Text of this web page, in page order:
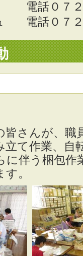
電話０７
電話０７
皆さんが、職
立て作業、自
に伴う梱包作
。